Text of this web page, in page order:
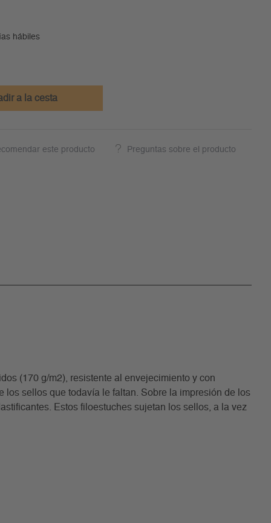
hábiles
a la cesta
este producto Preguntas sobre el producto
(170 g/m2), resistente al envejecimiento y con
los sellos que todavía le faltan. Sobre la impresión de los
Estos filoestuches sujetan los sellos, a la vez